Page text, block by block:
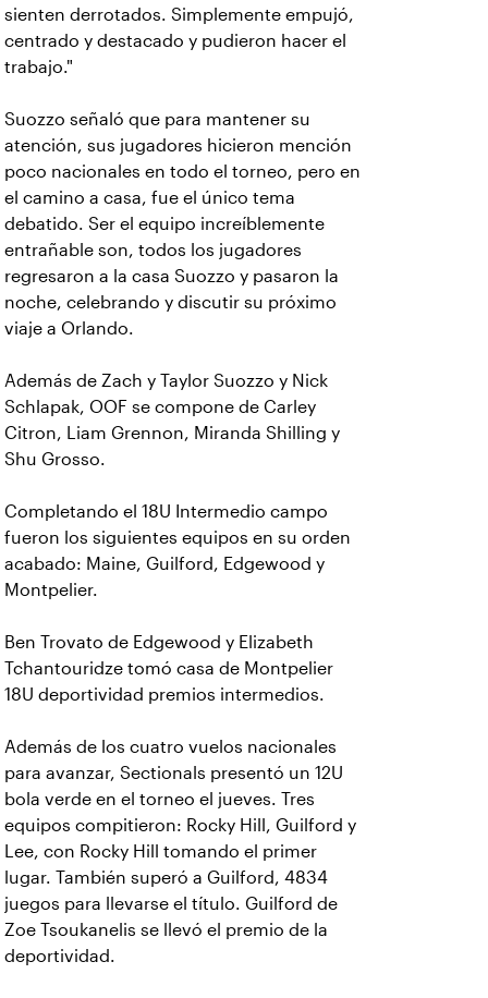
sienten derrotados. Simplemente empujó,
centrado y destacado y pudieron hacer el
trabajo."
Suozzo señaló que para mantener su
atención, sus jugadores hicieron mención
poco nacionales en todo el torneo, pero en
el camino a casa, fue el único tema
debatido. Ser el equipo increíblemente
entrañable son, todos los jugadores
regresaron a la casa Suozzo y pasaron la
noche, celebrando y discutir su próximo
viaje a Orlando.
Además de Zach y Taylor Suozzo y Nick
Schlapak, OOF se compone de Carley
Citron, Liam Grennon, Miranda Shilling y
Shu Grosso.
Completando el 18U Intermedio campo
fueron los siguientes equipos en su orden
acabado: Maine, Guilford, Edgewood y
Montpelier.
Ben Trovato de Edgewood y Elizabeth
Tchantouridze tomó casa de Montpelier
18U deportividad premios intermedios.
Además de los cuatro vuelos nacionales
para avanzar, Sectionals presentó un 12U
bola verde en el torneo el jueves. Tres
equipos compitieron: Rocky Hill, Guilford y
Lee, con Rocky Hill tomando el primer
lugar. También superó a Guilford, 4834
juegos para llevarse el título. Guilford de
Zoe Tsoukanelis se llevó el premio de la
deportividad.